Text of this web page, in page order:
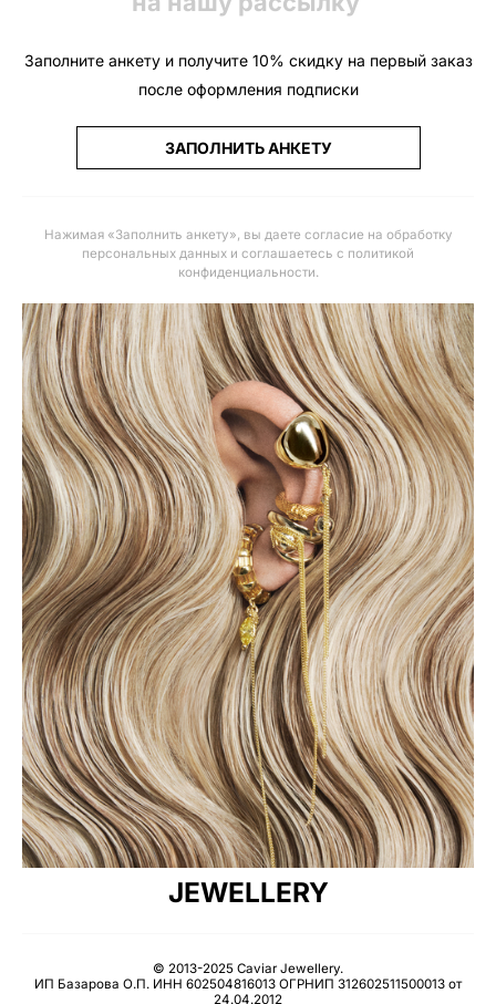
Заполните анкету и получите 10% скидку на первый заказ
после оформления подписки
ЗАПОЛНИТЬ АНКЕТУ
Нажимая «Заполнить анкету», вы даете согласие на обработку
персональных данных и соглашаетесь с политикой
конфиденциальности.
JEWELLERY
© 2013-2025 Caviar Jewellery.
ИП Базарова О.П. ИНН 602504816013 ОГРНИП 312602511500013 от
24.04.2012